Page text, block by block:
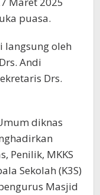
puasa.
langsung oleh
Andi
Drs.
diknas
Penilik, MKKS
Sekolah (K3S)
Masjid